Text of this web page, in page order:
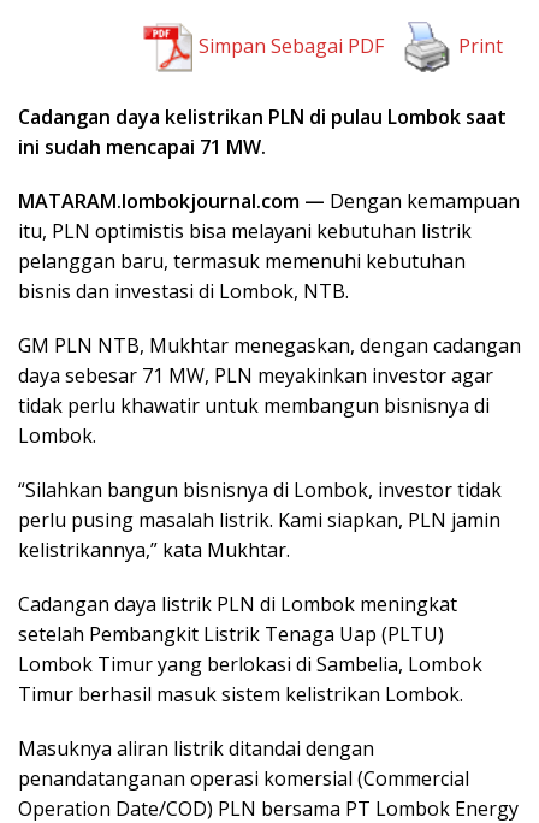
Simpan Sebagai PDF Print
Cadangan daya kelistrikan PLN di pulau Lombok saat
ini sudah mencapai 71 MW.
MATARAM.lombokjournal.com — Dengan kemampuan
itu, PLN optimistis bisa melayani kebutuhan listrik
pelanggan baru, termasuk memenuhi kebutuhan
bisnis dan investasi di Lombok, NTB.
GM PLN NTB, Mukhtar menegaskan, dengan cadangan
daya sebesar 71 MW, PLN meyakinkan investor agar
tidak perlu khawatir untuk membangun bisnisnya di
Lombok.
“Silahkan bangun bisnisnya di Lombok, investor tidak
perlu pusing masalah listrik. Kami siapkan, PLN jamin
kelistrikannya,” kata Mukhtar.
Cadangan daya listrik PLN di Lombok meningkat
setelah Pembangkit Listrik Tenaga Uap (PLTU)
Lombok Timur yang berlokasi di Sambelia, Lombok
Timur berhasil masuk sistem kelistrikan Lombok.
Masuknya aliran listrik ditandai dengan
penandatanganan operasi komersial (Commercial
Operation Date/COD) PLN bersama PT Lombok Energy